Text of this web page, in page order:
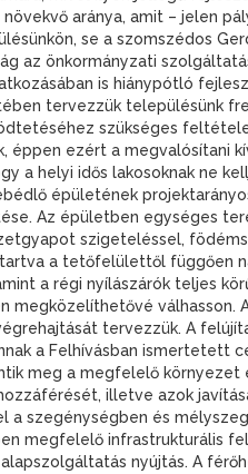
aránya, amit – jelen
se a szomszédos
az önkormányzati
is hiánypótló
tervezzük településünk
szükséges
éppen ezért a megvalósítani
a helyi idős lakosoknak ne
épületének
Az épületben egységes
szigeteléssel,
a tetőfelülettől függően
a régi nyílászárók teljes
megközelíthetővé
tervezzük. A
a Felhívásban ismertetett
meg a megfelelő környezet
illetve azok
a szegénységben és
megfelelő infrastrukturális
nyújtás. A